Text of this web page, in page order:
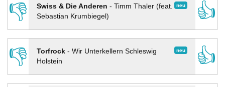
👎
neu
Swiss & Die Anderen - Timm Thaler (feat.
Sebastian Krumbiegel)
👍
👎 neu
Torfrock- Wir Unterkellern Schleswig
Holstein
👍